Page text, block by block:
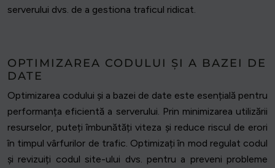
serverului dvs. de a gestiona traficul ridicat.
OPTIMIZAREA CODULUI ȘI A BAZEI DE
DATE
Optimizarea codului și a bazei de date este esențială pentru
performanța eficientă a serverului. Prin minimizarea utilizării
resurselor, puteți îmbunătăți viteza și reduce riscul de erori
în timpul vârfurilor de trafic. Optimizați în mod regulat codul
și revizuiți codul site-ului dvs. pentru a preveni probleme